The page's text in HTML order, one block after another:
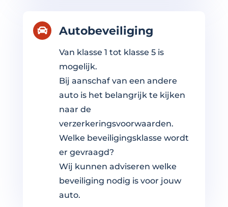
 Autobeveiliging
Van klasse 1 tot klasse 5 is
mogelijk.
Bij aanschaf van een andere
auto is het belangrijk te kijken
naar de
verzerkeringsvoorwaarden.
Welke beveiligingsklasse wordt
er gevraagd?
Wij kunnen adviseren welke
beveiliging nodig is voor jouw
auto.